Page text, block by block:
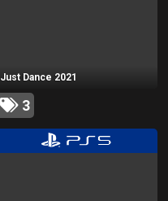
Just Dance 2021
3